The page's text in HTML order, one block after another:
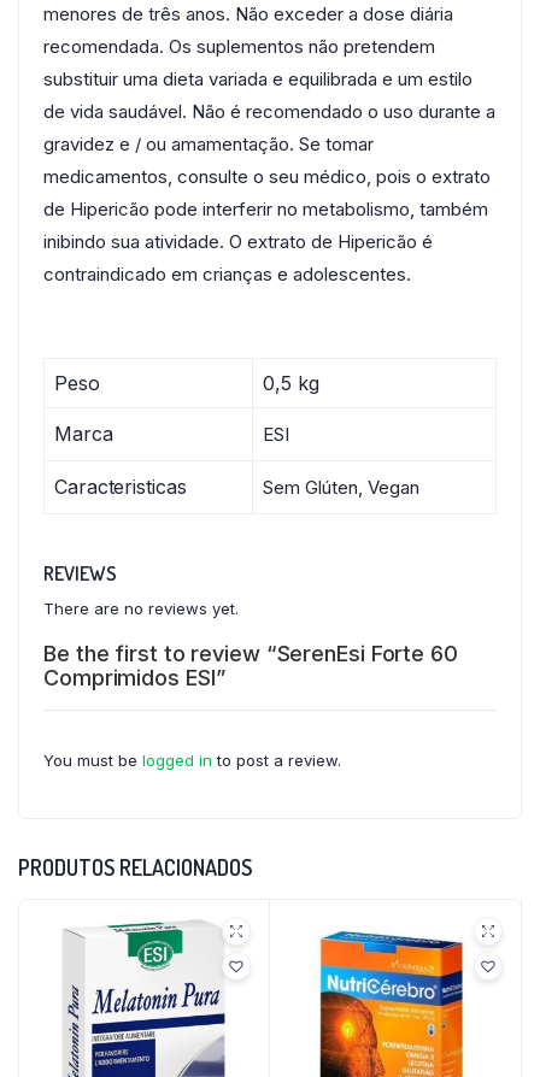
menores de três anos. Não exceder a dose diária
recomendada. Os suplementos não pretendem
substituir uma dieta variada e equilibrada e um estilo
de vida saudável. Não é recomendado o uso durante a
gravidez e / ou amamentação. Se tomar
medicamentos, consulte o seu médico, pois o extrato
de Hipericão pode interferir no metabolismo, também
inibindo sua atividade. O extrato de Hipericão é
contraindicado em crianças e adolescentes.
Peso 0,5 kg
Marca ESI
Caracteristicas Sem Glúten, Vegan
REVIEWS
There are no reviews yet.
Be the first to review “SerenEsi Forte 60
Comprimidos ESI”
You must be logged in to post a review.
PRODUTOS RELACIONADOS